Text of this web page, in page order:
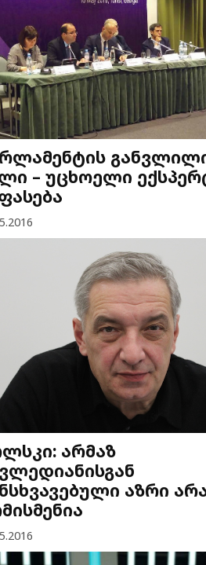
– უცხოელი
არმაზ
აზრი